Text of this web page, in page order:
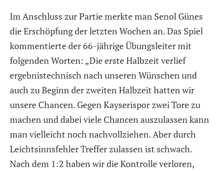
Im Anschluss zur Partie merkte man Senol Günes
die Erschöpfung der letzten Wochen an. Das Spiel
kommentierte der 66-jährige Übungsleiter mit
folgenden Worten: „Die erste Halbzeit verlief
ergebnistechnisch nach unseren Wünschen und
auch zu Beginn der zweiten Halbzeit hatten wir
unsere Chancen. Gegen Kayserispor zwei Tore zu
machen und dabei viele Chancen auszulassen kann
man vielleicht noch nachvollziehen. Aber durch
Leichtsinnsfehler Treffer zulassen ist schwach.
Nach dem 1:2 haben wir die Kontrolle verloren,